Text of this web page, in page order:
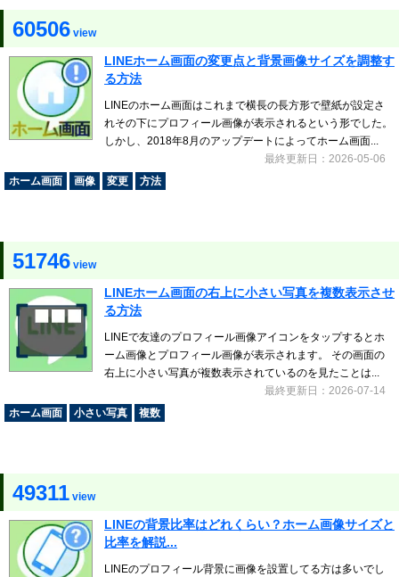
60506 view
LINEホーム画面の変更点と背景画像サイズを調整す
る方法
LINEのホーム画面はこれまで横長の長方形で壁紙が設定さ
れその下にプロフィール画像が表示されるという形でした。
しかし、2018年8月のアップデートによってホーム画面...
最終更新日：2026-05-06
ホーム画面
画像 変更 方法
51746 view
LINEホーム画面の右上に小さい写真を複数表示させ
る方法
LINEで友達のプロフィール画像アイコンをタップするとホ
ーム画像とプロフィール画像が表示されます。 その画面の
右上に小さい写真が複数表示されているのを見たことは...
最終更新日：2026-07-14
ホーム画面
小さい写真 複数
49311 view
LINEの背景比率はどれくらい？ホーム画像サイズと
比率を解説...
LINEのプロフィール背景に画像を設置してる方は多いでし